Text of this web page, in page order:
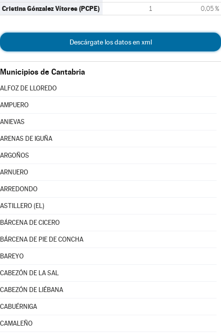
Cristina Gónzalez Vítores (PCPE) 1 0,05 %
Descárgate los datos en xml
Municipios de Cantabria
ALFOZ DE LLOREDO
AMPUERO
ANIEVAS
ARENAS DE IGUÑA
ARGOÑOS
ARNUERO
ARREDONDO
ASTILLERO (EL)
BÁRCENA DE CICERO
BÁRCENA DE PIE DE CONCHA
BAREYO
CABEZÓN DE LA SAL
CABEZÓN DE LIÉBANA
CABUÉRNIGA
CAMALEÑO